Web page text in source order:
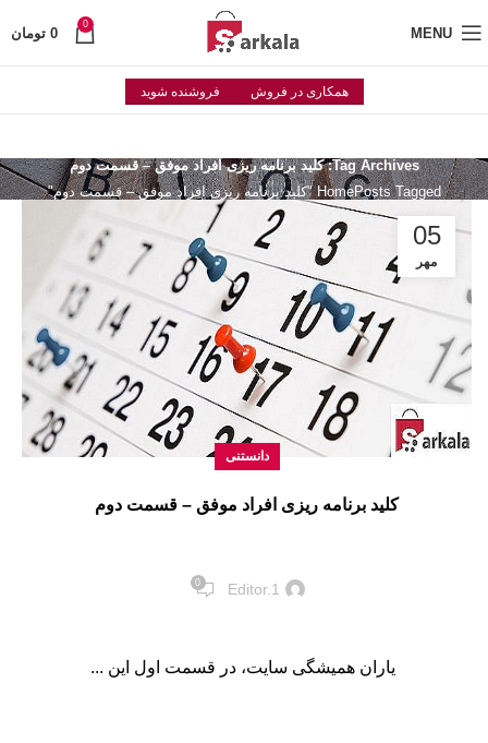
MENU
0
0 تومان
همکاری در فروش فروشنده شوید
Tag Archives: کلید برنامه ریزی افراد موفق – قسمت دوم
HomePosts Tagged "کلید برنامه ریزی افراد موفق – قسمت دوم"
05
مهر
دانستنی
کلید برنامه ریزی افراد موفق – قسمت دوم
Editor.1
0
یاران همیشگی سایت، در قسمت اول این ...